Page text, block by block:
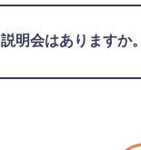
説明会はありますか。